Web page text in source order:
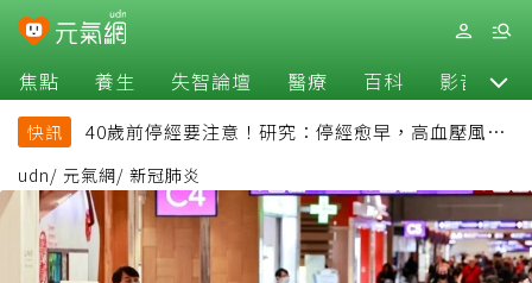
焦點 養生 失智論壇 醫療 百科 影音
快訊
40歲前停經要注意！研究：停經愈早，高血壓風險
恐增加
udn/ 元氣網/ 新冠肺炎